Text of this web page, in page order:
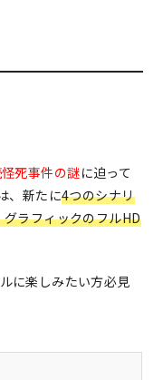
死事件の謎に迫って
、新たに4つのシナリ
ラフィックのフルHD
に楽しみたい方必見